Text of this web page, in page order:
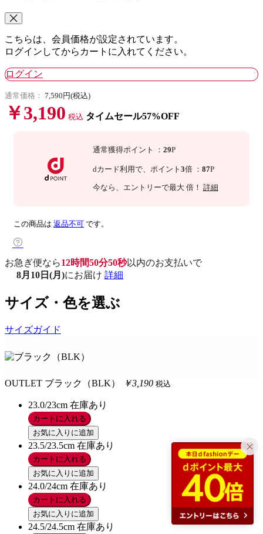
こちらは、会員価格が設定されています。
ログインしてからカートに入れてください。
ログイン
通常価格： 7,590円(税込)
￥3,190 税込 タイムセール57%OFF
通常獲得ポイント ： 29P
dカード利用で、 ポイント 3倍 ： 87P
今なら 、エントリーで最大 倍！ 詳細
この商品は 返品不可 です。
お急ぎ便なら12時間50分49秒以内のお支払いで
8月10日(月)にお届け 詳細
サイズ・色を選ぶ
サイズガイド
OUTLET ブラック（BLK） ￥3,190 税込
23.0/23cm 在庫あり
カートに入れる
お気に入りに追加
23.5/23.5cm 在庫あり
カートに入れる
お気に入りに追加
24.0/24cm 在庫あり
カートに入れる
お気に入りに追加
24.5/24.5cm 在庫あり